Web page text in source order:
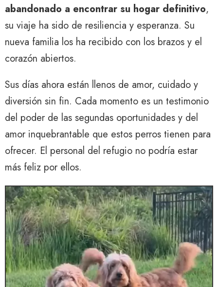
abandonado a encontrar su hogar definitivo,
su viaje ha sido de resiliencia y esperanza. Su
nueva familia los ha recibido con los brazos y el
corazón abiertos.
Sus días ahora están llenos de amor, cuidado y
diversión sin fin. Cada momento es un testimonio
del poder de las segundas oportunidades y del
amor inquebrantable que estos perros tienen para
ofrecer. El personal del refugio no podría estar
más feliz por ellos.